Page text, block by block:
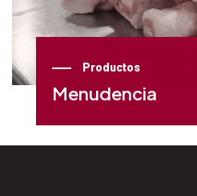
Productos
Menudencia